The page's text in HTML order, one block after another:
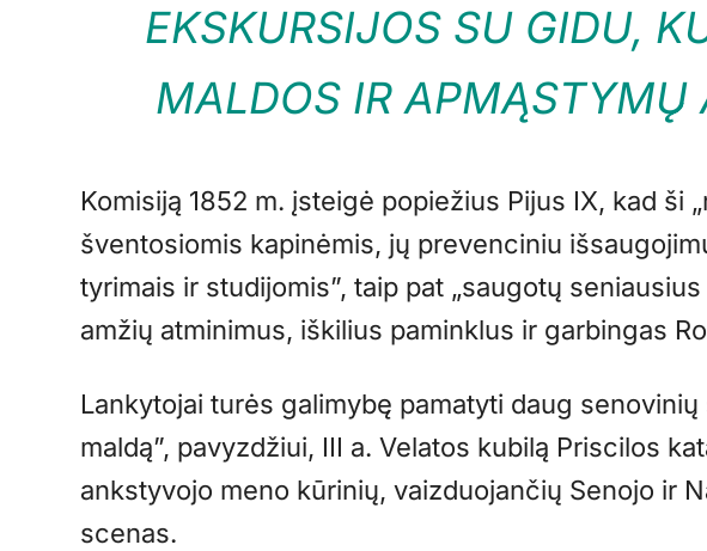
EKSKURSIJOS SU GIDU,
MALDOS IR APMĄSTYMŲ
Komisiją 1852 m. įsteigė popiežius Pijus IX, kad ši
šventosiomis kapinėmis, jų prevenciniu
tyrimais ir studijomis”, taip pat „saugotų
amžių atminimus, iškilius paminklus ir garbingas
Lankytojai turės galimybę pamatyti daug
maldą”, pavyzdžiui, III a. Velatos kubilą Priscilos
ankstyvojo meno kūrinių, vaizduojančių Senojo ir
scenas.